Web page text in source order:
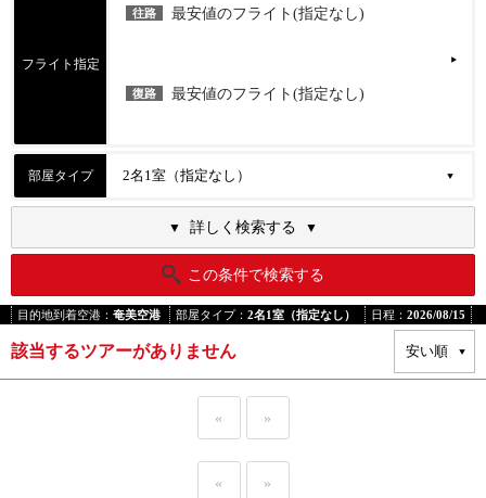
フライト指定
往路 最安値のフライト(指定なし)
復路 最安値のフライト(指定なし)
部屋タイプ
詳しく検索する
この条件で検索する
目的地到着空港： 奄美空港 部屋タイプ： 2名1室（指定なし） 日程： 2026/08/15
該当するツアーがありません
« »
« »